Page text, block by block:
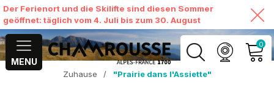
Der Ferienort und die Skilifte sind diesen Sommer
geöffnet: täglich vom 4. Juli bis zum 30. August
MENU
0
MEIN KONTO
Zuhause / "Prairie dans l'Assiette"